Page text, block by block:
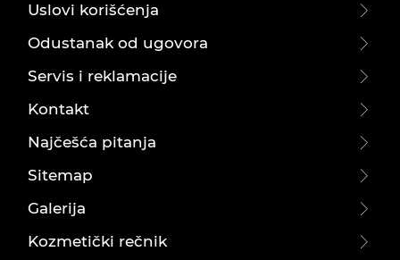
Uslovi korišćenja
Odustanak od ugovora
Servis i reklamacije
Kontakt
Najčešća pitanja
Sitemap
Galerija
Kozmetički rečnik